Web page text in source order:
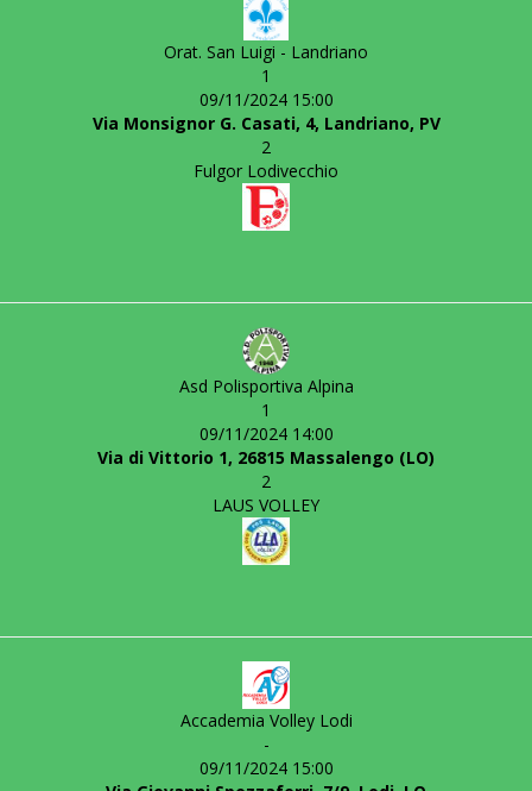
Orat. San Luigi - Landriano
1
09/11/2024 15:00
Via Monsignor G. Casati, 4, Landriano, PV
2
Fulgor Lodivecchio
Asd Polisportiva Alpina
1
09/11/2024 14:00
Via di Vittorio 1, 26815 Massalengo (LO)
2
LAUS VOLLEY
Accademia Volley Lodi
-
09/11/2024 15:00